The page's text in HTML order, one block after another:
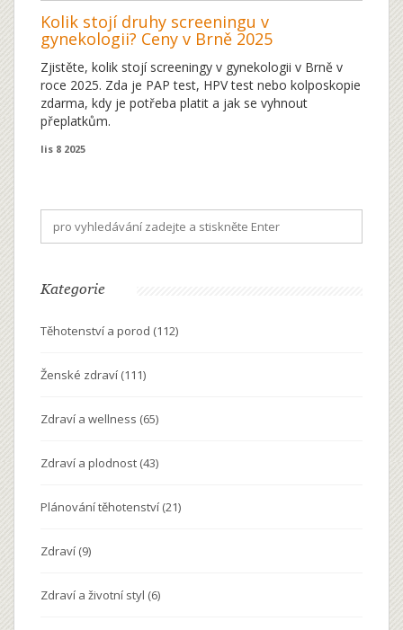
Kolik stojí druhy screeningu v
gynekologii? Ceny v Brně 2025
Zjistěte, kolik stojí screeningy v gynekologii v Brně v
roce 2025. Zda je PAP test, HPV test nebo kolposkopie
zdarma, kdy je potřeba platit a jak se vyhnout
přeplatkům.
lis 8 2025
Kategorie
Těhotenství a porod (112)
Ženské zdraví (111)
Zdraví a wellness (65)
Zdraví a plodnost (43)
Plánování těhotenství (21)
Zdraví (9)
Zdraví a životní styl (6)